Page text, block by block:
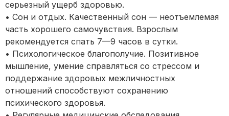
серьезный ущерб здоровью.
• Сон и отдых. Качественный сон — неотъемлемая
часть хорошего самочувствия. Взрослым
рекомендуется спать 7—9 часов в сутки.
• Психологическое благополучие. Позитивное
мышление, умение справляться со стрессом и
поддержание здоровых межличностных
отношений способствуют сохранению
психического здоровья.